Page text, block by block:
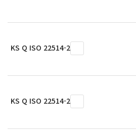
KS Q ISO 22514-2
KS Q ISO 22514-2